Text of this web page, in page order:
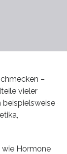
–
vieler
beispielsweise
Hormone